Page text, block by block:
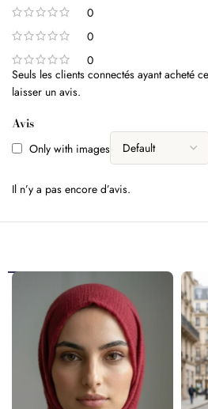
0
0
0
Avis
Only with images
Il n’y a pas encore d’avis.
Seuls les clients connectés ayant acheté
laisser un avis.